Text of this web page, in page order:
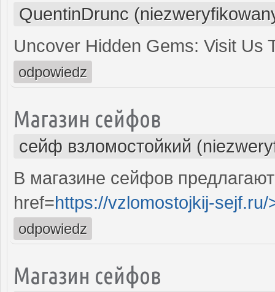
QuentinDrunc
Uncover Hidden Gems: Visit Us
odpowiedz
Магазин сейфов
сейф взломостойкий
В магазине сейфов
href=https://vzlomostojkij-sejf.ru/
odpowiedz
Магазин сейфов